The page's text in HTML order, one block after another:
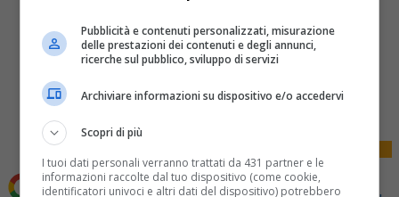
Share
Tweet
Pubblicità e contenuti personalizzati, misurazione
delle prestazioni dei contenuti e degli annunci,
ricerche sul pubblico, sviluppo di servizi
Archiviare informazioni su dispositivo e/o accedervi
Scopri di più
I tuoi dati personali verranno trattati da 431 partner e le
informazioni raccolte dal tuo dispositivo (come cookie,
identificatori univoci e altri dati del dispositivo) potrebbero